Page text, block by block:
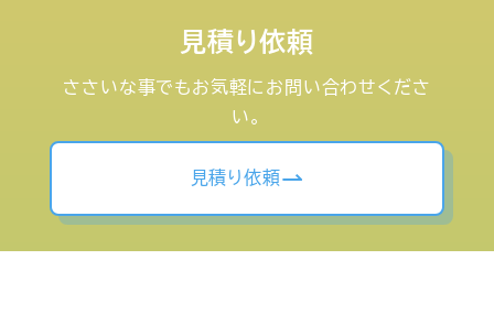
見積り依頼
ささいな事でもお気軽にお問い合わせくださ
い。
見積り依頼